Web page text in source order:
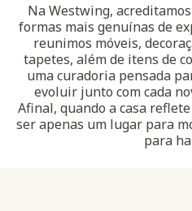
Na Westwing,
formas mais genuínas de
reunimos móveis,
tapetes, além de itens de
uma curadoria pensada
evoluir junto com cada
Afinal, quando a casa
ser apenas um lugar para
para